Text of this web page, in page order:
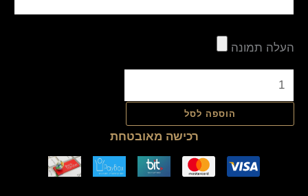
העלה תמונה
הוספה לסל
רכישה מאובטחת